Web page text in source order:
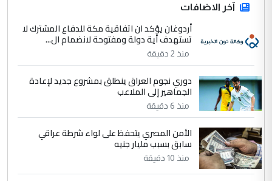
للوزاره ولا للمواطن القرار الصائب يكون بعد
الاستماع للمدير ومغرفة ...
الموضوع :
وزير الصحة يعفي مدير مستشفى الكرخ
العام في بغداد
سردار
التعليق : واحد من عصابة علي ماما يسقط
ابا فرات ...
الموضوع :
الجواهري يرد على صدام حسين سل
مضجعيك يابن الزنا (نص كامل)
آخر الاضافات
أردوغان يؤكد ان اتفاقية مكة للدفاع المشترك لا
تستهدف أية دولة ومفتوحة لانضمام ال...
منذ 2 دقيقة
دوري نجوم العراق ينطلق بمشروع جديد لإعادة
الجماهير إلى الملاعب
منذ 6 دقيقة
الأمن المصري يتحفظ على لواء شرطة عراقي
سابق بسبب مليار جنيه
منذ 10 دقيقة